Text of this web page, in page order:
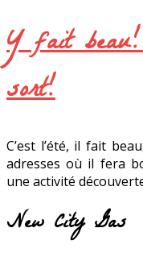
Y fait
sort!
C’est l’été, il fait
adresses où il fera
une activité
New City Gas